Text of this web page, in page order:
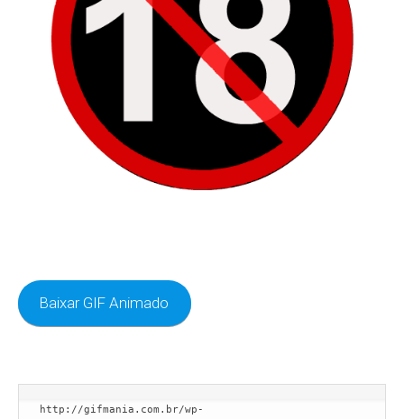
Baixar GIF Animado
http://gifmania.com.br/wp-